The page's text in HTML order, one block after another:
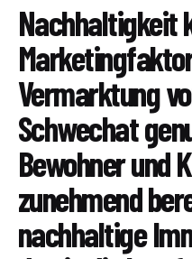
Nachhaltigkeit
Vermarktung
Schwechat
Bewohner und
zunehmend
nachhaltige